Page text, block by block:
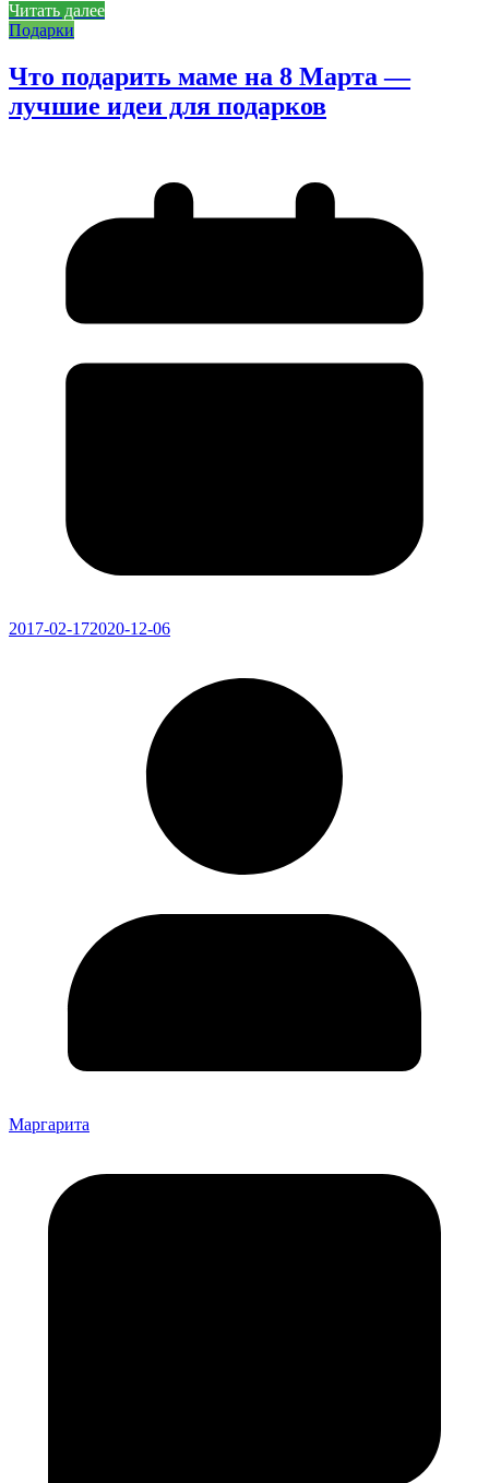
Читать далее
Подарки
Что подарить маме на 8 Марта —
лучшие идеи для подарков
2017-02-172020-12-06
Маргарита